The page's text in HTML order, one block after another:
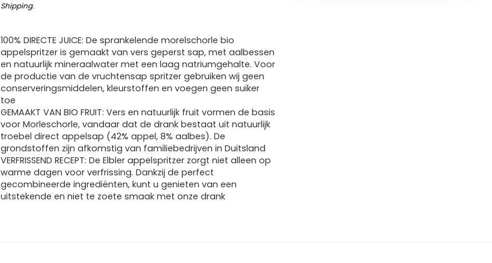
Shipping.
100% DIRECTE JUICE: De sprankelende morelschorle bio
appelspritzer is gemaakt van vers geperst sap, met aalbessen
en natuurlijk mineraalwater met een laag natriumgehalte. Voor
de productie van de vruchtensap spritzer gebruiken wij geen
conserveringsmiddelen, kleurstoffen en voegen geen suiker
toe
GEMAAKT VAN BIO FRUIT: Vers en natuurlijk fruit vormen de basis
voor Morleschorle, vandaar dat de drank bestaat uit natuurlijk
troebel direct appelsap (42% appel, 8% aalbes). De
grondstoffen zijn afkomstig van familiebedrijven in Duitsland
VERFRISSEND RECEPT: De Elbler appelspritzer zorgt niet alleen op
warme dagen voor verfrissing. Dankzij de perfect
gecombineerde ingrediënten, kunt u genieten van een
uitstekende en niet te zoete smaak met onze drank